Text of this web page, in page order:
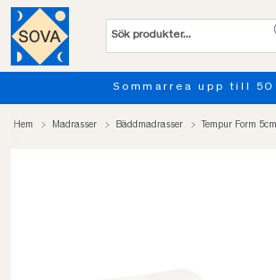
Sommarrea upp till
Hem Madrasser Bäddmadrasser Tempur Form